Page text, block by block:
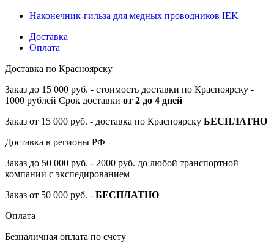
Наконечник-гильза для медных проводников IEK
Доставка
Оплата
Доставка по Красноярску
Заказ до 15 000 руб. - стоимость доставки по Красноярску -
1000 рублей Срок доставки от 2 до 4 дней
Заказ от 15 000 руб. - доставка по Красноярску БЕСПЛАТНО
Доставка в регионы РФ
Заказ до 50 000 руб. - 2000 руб. до любой транспортной
компании с экспедированием
Заказ от 50 000 руб. - БЕСПЛАТНО
Оплата
Безналичная оплата по счету